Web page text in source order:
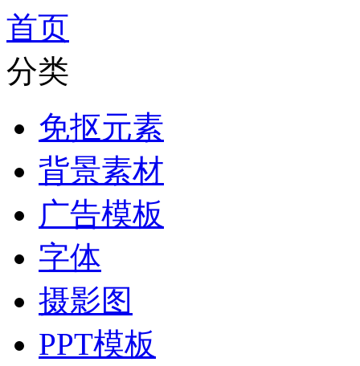
首页
分类
免抠元素
背景素材
广告模板
字体
摄影图
PPT模板